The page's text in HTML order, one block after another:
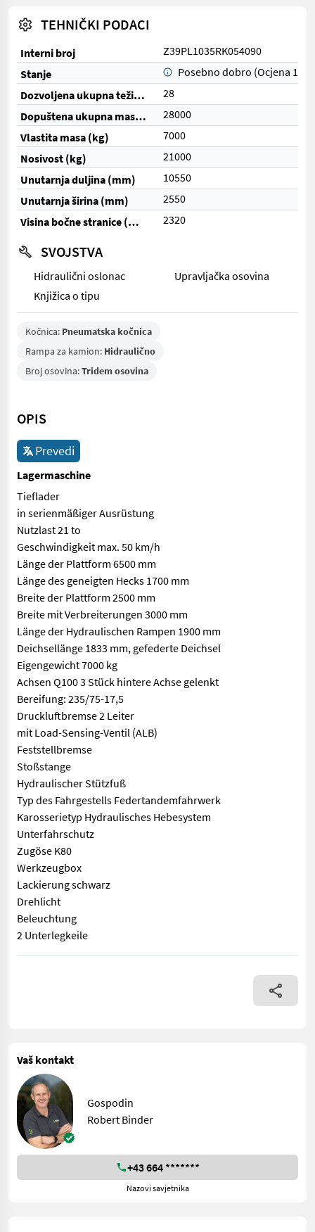
TEHNIČKI PODACI
Interni broj
Z39PL1035RK054090
Stanje
Posebno dobro (Ocjena 1)
Dozvoljena ukupna težina (t)
28
Dopuštena ukupna masa (kg)
28000
Vlastita masa (kg)
7000
Nosivost (kg)
21000
Unutarnja duljina (mm)
10550
Unutarnja širina (mm)
2550
Visina bočne stranice (mm)
2320
SVOJSTVA
Hidraulični oslonac
Upravljačka osovina
Knjižica o tipu
Kočnica: Pneumatska kočnica
Rampa za kamion: Hidraulično
Broj osovina:Tridem osovina
OPIS
Prevedi
Lagermaschine
Tieflader
in serienmäßiger Ausrüstung
Nutzlast 21 to
Geschwindigkeit max. 50 km/h
Länge der Plattform 6500 mm
Länge des geneigten Hecks 1700 mm
Breite der Plattform 2500 mm
Breite mit Verbreiterungen 3000 mm
Länge der Hydraulischen Rampen 1900 mm
Deichsellänge 1833 mm, gefederte Deichsel
Eigengewicht 7000 kg
Achsen Q100 3 Stück hintere Achse gelenkt
Bereifung: 235/75-17,5
Druckluftbremse 2 Leiter
mit Load-Sensing-Ventil (ALB)
Feststellbremse
Stoßstange
Hydraulischer Stützfuß
Typ des Fahrgestells Federtandemfahrwerk
Karosserietyp Hydraulisches Hebesystem
Unterfahrschutz
Zugöse K80
Werkzeugbox
Lackierung schwarz
Drehlicht
Beleuchtung
2 Unterlegkeile
Tieflader in serienmäßiger Ausrüstung Nutzlast 21 to
Vaš kontakt
Gospodin
Robert Binder
+43 664 *******
Nazovi savjetnika